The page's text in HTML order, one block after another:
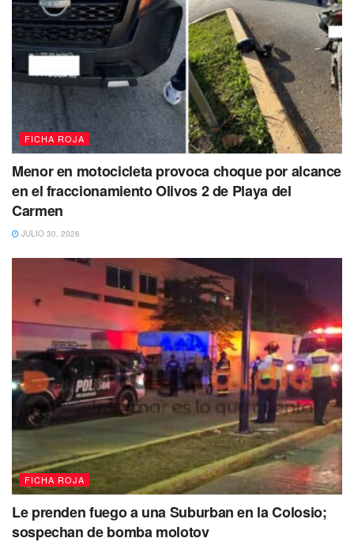
FICHA ROJA
Menor en motocicleta provoca choque por alcance
en el fraccionamiento Olivos 2 de Playa del
Carmen
JULIO 30, 2026
FICHA ROJA
Le prenden fuego a una Suburban en la Colosio;
sospechan de bomba molotov